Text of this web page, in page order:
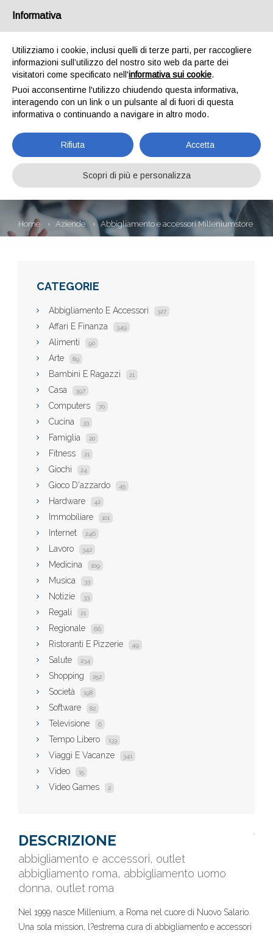
ABBIGLIAMENTO E
ACCESSORI
MILLENIUMSTORE
Home Aziende Abbigliamento e accessori Milleniumstore
CATEGORIE
Abbigliamento E Accessori 327
Affari E Finanza 349
Alimenti 90
Arte 89
Bambini E Ragazzi 21
Casa 397
Computers 70
Cucina 33
Famiglia 20
Fitness 21
Giochi 24
Gioco D'azzardo 45
Hardware 42
Immobiliare 101
Internet 246
Lavoro 342
Medicina 109
Musica 33
Notizie 33
Regali 21
Regionale 66
Ristoranti E Pizzerie 49
Salute 234
Shopping 252
Società 198
Software 82
Televisione 6
Tempo Libero 133
Viaggi E Vacanze 341
Video 15
Video Games 2
DESCRIZIONE
abbigliamento e accessori, outlet
abbigliamento roma, abbigliamento uomo
donna, outlet roma
Nel 1999 nasce Millenium, a Roma nel cuore di Nuovo Salario.
Una sola mission, l?estrema cura di abbigliamento e accessori
Informativa
Utilizziamo i cookie, inclusi quelli di terze parti, per raccogliere
informazioni sull’utilizzo del nostro sito web da parte dei
visitatori come specificato nell'informativa sui cookie.
Puoi acconsentirne l'utilizzo chiudendo questa informativa,
interagendo con un link o un pulsante al di fuori di questa
informativa o continuando a navigare in altro modo.
Rifiuta Accetta
Scopri di più e personalizza